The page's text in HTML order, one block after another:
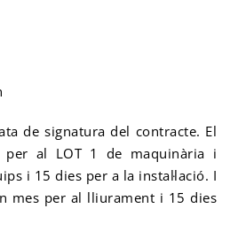
de signatura del contracte. El
al LOT 1 de maquinària i
i 15 dies per a la instal·lació. I
mes per al lliurament i 15 dies